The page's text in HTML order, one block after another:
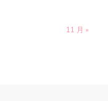
11 月 »